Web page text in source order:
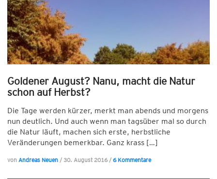
Goldener August? Nanu, macht die Natur
schon auf Herbst?
Die Tage werden kürzer, merkt man abends und morgens
nun deutlich. Und auch wenn man tagsüber mal so durch
die Natur läuft, machen sich erste, herbstliche
Veränderungen bemerkbar. Ganz krass […]
von Andreas Neuen / 30. August 2016/ 6 Kommentare